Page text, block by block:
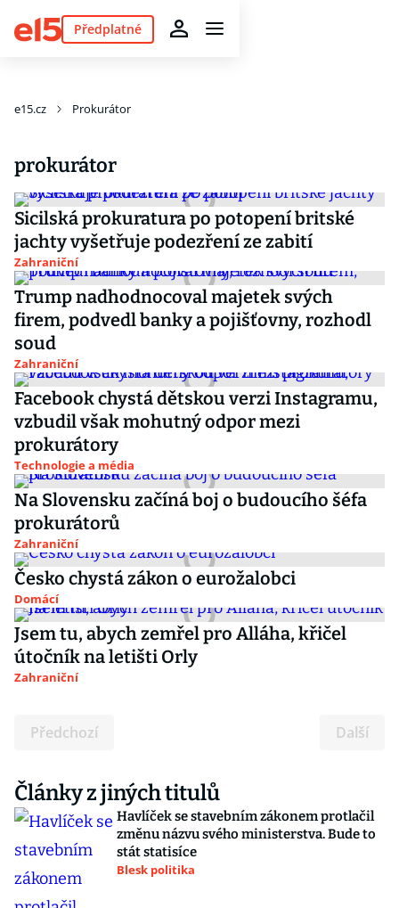
Předplatné
e15.cz Prokurátor
prokurátor
Sicilská prokuratura po potopení britské
jachty vyšetřuje podezření ze zabití
Zahraniční
Trump nadhodnocoval majetek svých
firem, podvedl banky a pojišťovny, rozhodl
soud
Zahraniční
Facebook chystá dětskou verzi Instagramu,
vzbudil však mohutný odpor mezi
prokurátory
Technologie a média
Na Slovensku začíná boj o budoucího šéfa
prokurátorů
Zahraniční
Česko chystá zákon o eurožalobci
Domácí
Jsem tu, abych zemřel pro Alláha, křičel
útočník na letišti Orly
Zahraniční
Předchozí Další
Články z jiných titulů
Havlíček se stavebním zákonem protlačil
změnu názvu svého ministerstva. Bude to
stát statisíce
Blesk politika